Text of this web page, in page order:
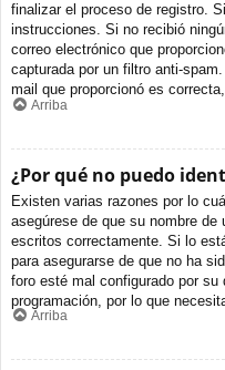
finalizar el proceso de registro.
instrucciones. Si no recibió
correo electrónico que
capturada por un filtro anti-
mail que proporcionó es
Arriba
¿Por qué no puedo
Existen varias razones por lo
asegúrese de que su nombre
escritos correctamente. Si lo
para asegurarse de que no ha
foro esté mal configurado por
programación, por lo que
Arriba